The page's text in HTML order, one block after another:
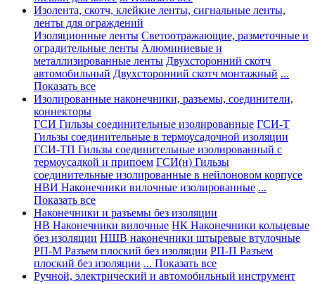
Изолента, скотч, клейкие ленты, сигнальные ленты,
ленты для ограждений
Изоляционные ленты Светоотражающие, разметочные и
оградительные ленты Алюминиевые и
металлизированные ленты Двухсторонний скотч
автомобильный Двухсторонний скотч монтажный ...
Показать все
Изолированные наконечники, разъемы, соединители,
коннекторы
ГСИ Гильзы соединительные изолированные ГСИ-Т
Гильзы соединительные в термоусадочной изоляции
ГСИ-ТП Гильзы соединительные изолированный с
термоусадкой и припоем ГСИ(н) Гильзы
соединительные изолированные в нейлоновом корпусе
НВИ Наконечники вилочные изолированные ...
Показать все
Наконечники и разъемы без изоляции
НВ Наконечники вилочные НК Наконечники кольцевые
без изоляции НШВ наконечники штыревые втулочные
РП-М Разъем плоский без изоляции РП-П Разъем
плоский без изоляции ... Показать все
Ручной, электрический и автомобильный инструмент